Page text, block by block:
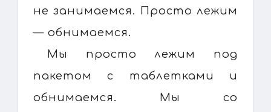
не занимаемся. Просто лежим
— обнимаемся.
Мы просто лежим под
пакетом с таблетками и
обнимаемся. Мы со